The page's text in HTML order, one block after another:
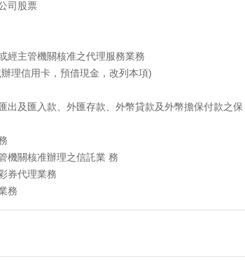
司股票
經主管機關核准之代理服務業務
理信用卡，預借現金，改列本項)
出及匯入款、外匯存款、外幣貸款及外幣擔保付款之保
機關核准辦理之信託業 務
券代理業務
務